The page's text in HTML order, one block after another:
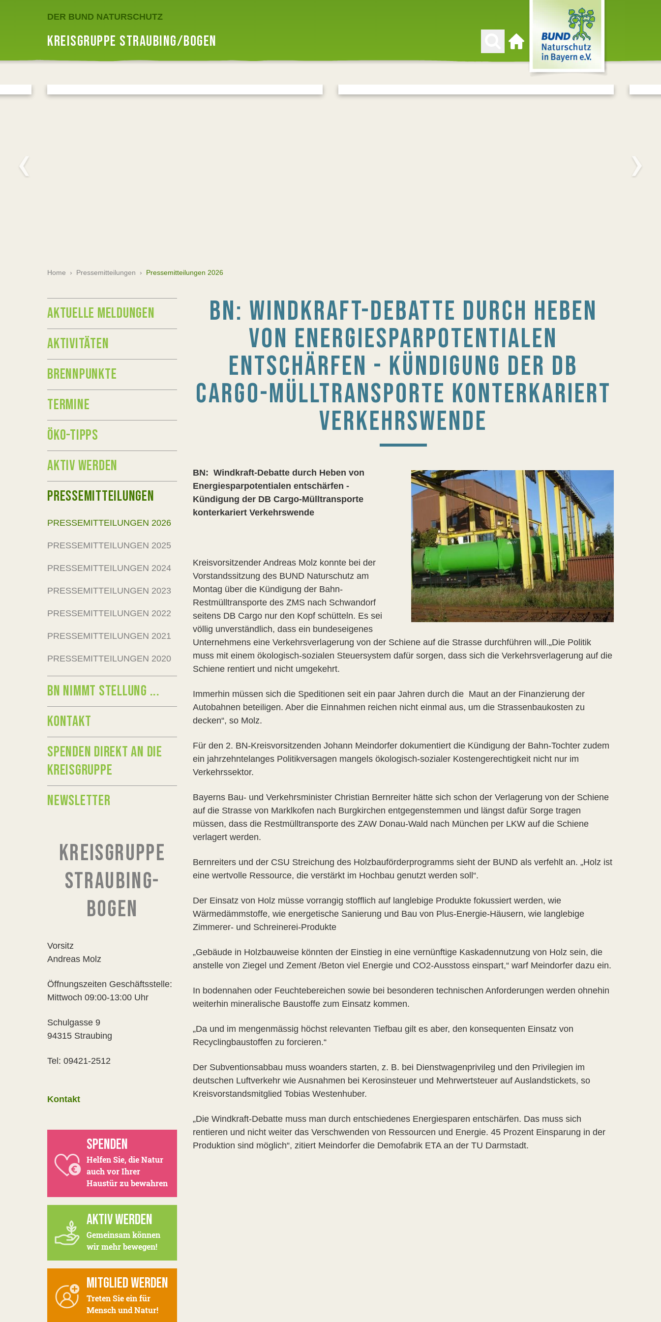
DER BUND NATURSCHUTZ
KREISGRUPPE STRAUBING/BOGEN
Zur Startseite
Home › Pressemitteilungen › Pressemitteilungen 2026
BN: WINDKRAFT-DEBATTE DURCH HEBEN
VON ENERGIESPARPOTENTIALEN
ENTSCHÄRFEN - KÜNDIGUNG DER DB
CARGO-MÜLLTRANSPORTE KONTERKARIERT
VERKEHRSWENDE
BN: Windkraft-Debatte durch Heben von
Energiesparpotentialen entschärfen -
Kündigung der DB Cargo-Mülltransporte
konterkariert Verkehrswende
Kreisvorsitzender Andreas Molz konnte bei der
Vorstandssitzung des BUND Naturschutz am
Montag über die Kündigung der Bahn-
Restmülltransporte des ZMS nach Schwandorf
seitens DB Cargo nur den Kopf schütteln. Es sei
völlig unverständlich, dass ein bundeseigenes
Unternehmens eine Verkehrsverlagerung von der Schiene auf die Strasse durchführen will.„Die Politik
muss mit einem ökologisch-sozialen Steuersystem dafür sorgen, dass sich die Verkehrsverlagerung auf die
Schiene rentiert und nicht umgekehrt.
Immerhin müssen sich die Speditionen seit ein paar Jahren durch die Maut an der Finanzierung der
Autobahnen beteiligen. Aber die Einnahmen reichen nicht einmal aus, um die Strassenbaukosten zu
decken“, so Molz.
Für den 2. BN-Kreisvorsitzenden Johann Meindorfer dokumentiert die Kündigung der Bahn-Tochter zudem
ein jahrzehntelanges Politikversagen mangels ökologisch-sozialer Kostengerechtigkeit nicht nur im
Verkehrssektor.
Bayerns Bau- und Verkehrsminister Christian Bernreiter hätte sich schon der Verlagerung von der Schiene
auf die Strasse von Marklkofen nach Burgkirchen entgegenstemmen und längst dafür Sorge tragen
müssen, dass die Restmülltransporte des ZAW Donau-Wald nach München per LKW auf die Schiene
verlagert werden.
Bernreiters und der CSU Streichung des Holzbauförderprogramms sieht der BUND als verfehlt an. „Holz ist
eine wertvolle Ressource, die verstärkt im Hochbau genutzt werden soll“.
Der Einsatz von Holz müsse vorrangig stofflich auf langlebige Produkte fokussiert werden, wie
Wärmedämmstoffe, wie energetische Sanierung und Bau von Plus-Energie-Häusern, wie langlebige
Zimmerer- und Schreinerei-Produkte
„Gebäude in Holzbauweise könnten der Einstieg in eine vernünftige Kaskadennutzung von Holz sein, die
anstelle von Ziegel und Zement /Beton viel Energie und CO2-Ausstoss einspart,“ warf Meindorfer dazu ein.
In bodennahen oder Feuchtebereichen sowie bei besonderen technischen Anforderungen werden ohnehin
weiterhin mineralische Baustoffe zum Einsatz kommen.
„Da und im mengenmässig höchst relevanten Tiefbau gilt es aber, den konsequenten Einsatz von
Recyclingbaustoffen zu forcieren.“
Der Subventionsabbau muss woanders starten, z. B. bei Dienstwagenprivileg und den Privilegien im
deutschen Luftverkehr wie Ausnahmen bei Kerosinsteuer und Mehrwertsteuer auf Auslandstickets, so
Kreisvorstandsmitglied Tobias Westenhuber.
„Die Windkraft-Debatte muss man durch entschiedenes Energiesparen entschärfen. Das muss sich
rentieren und nicht weiter das Verschwenden von Ressourcen und Energie. 45 Prozent Einsparung in der
Produktion sind möglich“, zitiert Meindorfer die Demofabrik ETA an der TU Darmstadt.
AKTUELLE MELDUNGEN
AKTIVITÄTEN
BRENNPUNKTE
TERMINE
ÖKO-TIPPS
AKTIV WERDEN
PRESSEMITTEILUNGEN
PRESSEMITTEILUNGEN 2026
PRESSEMITTEILUNGEN 2025
PRESSEMITTEILUNGEN 2024
PRESSEMITTEILUNGEN 2023
PRESSEMITTEILUNGEN 2022
PRESSEMITTEILUNGEN 2021
PRESSEMITTEILUNGEN 2020
BN NIMMT STELLUNG ...
KONTAKT
SPENDEN DIREKT AN DIE
KREISGRUPPE
NEWSLETTER
KREISGRUPPE
STRAUBING-
BOGEN
Vorsitz
Andreas Molz
Öffnungszeiten Geschäftsstelle:
Mittwoch 09:00-13:00 Uhr
Schulgasse 9
94315 Straubing
Tel: 09421-2512
Kontakt
SPENDEN
Helfen Sie, die Natur
auch vor Ihrer
Haustür zu bewahren
AKTIV WERDEN
Gemeinsam können
wir mehr bewegen!
MITGLIED WERDEN
Treten Sie ein für
Mensch und Natur!